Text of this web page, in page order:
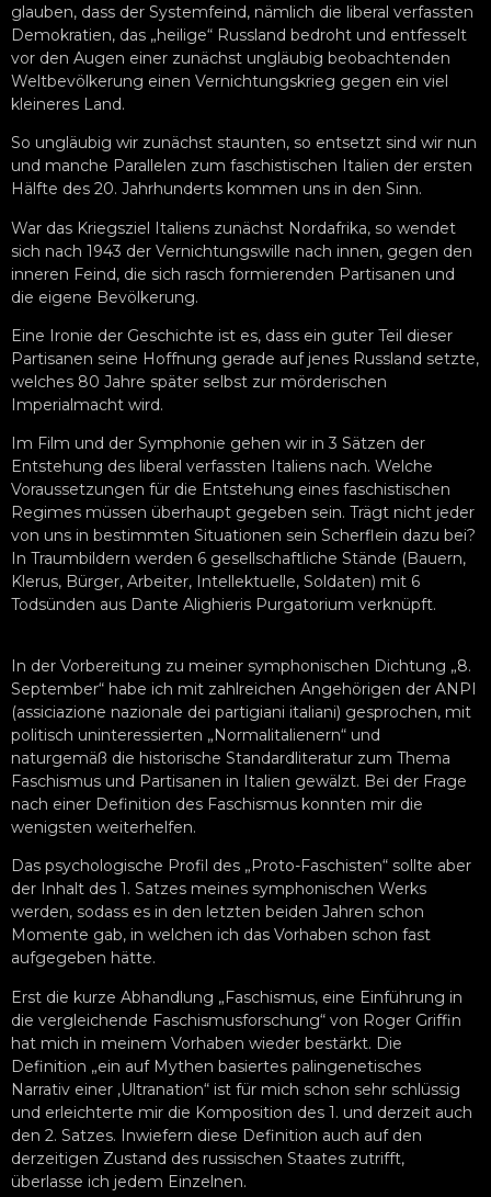
glauben, dass der Systemfeind, nämlich die liberal verfassten
Demokratien, das „heilige“ Russland bedroht und entfesselt
vor den Augen einer zunächst ungläubig beobachtenden
Weltbevölkerung einen Vernichtungskrieg gegen ein viel
kleineres Land.
So ungläubig wir zunächst staunten, so entsetzt sind wir nun
und manche Parallelen zum faschistischen Italien der ersten
Hälfte des 20. Jahrhunderts kommen uns in den Sinn.
War das Kriegsziel Italiens zunächst Nordafrika, so wendet
sich nach 1943 der Vernichtungswille nach innen, gegen den
inneren Feind, die sich rasch formierenden Partisanen und
die eigene Bevölkerung.
Eine Ironie der Geschichte ist es, dass ein guter Teil dieser
Partisanen seine Hoffnung gerade auf jenes Russland setzte,
welches 80 Jahre später selbst zur mörderischen
Imperialmacht wird.
Im Film und der Symphonie gehen wir in 3 Sätzen der
Entstehung des liberal verfassten Italiens nach. Welche
Voraussetzungen für die Entstehung eines faschistischen
Regimes müssen überhaupt gegeben sein. Trägt nicht jeder
von uns in bestimmten Situationen sein Scherflein dazu bei?
In Traumbildern werden 6 gesellschaftliche Stände (Bauern,
Klerus, Bürger, Arbeiter, Intellektuelle, Soldaten) mit 6
Todsünden aus Dante Alighieris Purgatorium verknüpft.
In der Vorbereitung zu meiner symphonischen Dichtung „8.
September“ habe ich mit zahlreichen Angehörigen der ANPI
(assiciazione nazionale dei partigiani italiani) gesprochen, mit
politisch uninteressierten „Normalitalienern“ und
naturgemäß die historische Standardliteratur zum Thema
Faschismus und Partisanen in Italien gewälzt. Bei der Frage
nach einer Definition des Faschismus konnten mir die
wenigsten weiterhelfen.
Das psychologische Profil des „Proto-Faschisten“ sollte aber
der Inhalt des 1. Satzes meines symphonischen Werks
werden, sodass es in den letzten beiden Jahren schon
Momente gab, in welchen ich das Vorhaben schon fast
aufgegeben hätte.
Erst die kurze Abhandlung „Faschismus, eine Einführung in
die vergleichende Faschismusforschung“ von Roger Griffin
hat mich in meinem Vorhaben wieder bestärkt. Die
Definition „ein auf Mythen basiertes palingenetisches
Narrativ einer ‚Ultranation“ ist für mich schon sehr schlüssig
und erleichterte mir die Komposition des 1. und derzeit auch
den 2. Satzes. Inwiefern diese Definition auch auf den
derzeitigen Zustand des russischen Staates zutrifft,
überlasse ich jedem Einzelnen.